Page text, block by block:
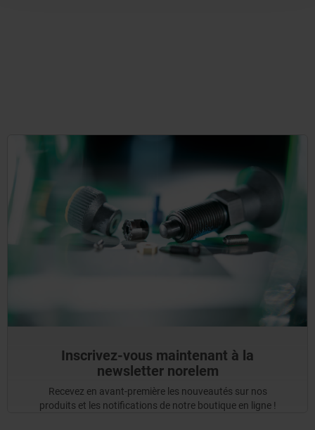
Inscrivez-vous maintenant à la
newsletter norelem
Recevez en avant-première les nouveautés sur nos
produits et les notifications de notre boutique en ligne !